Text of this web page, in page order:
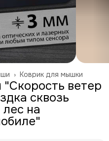
Коврик для мышки
›
ветер
сквозь
на